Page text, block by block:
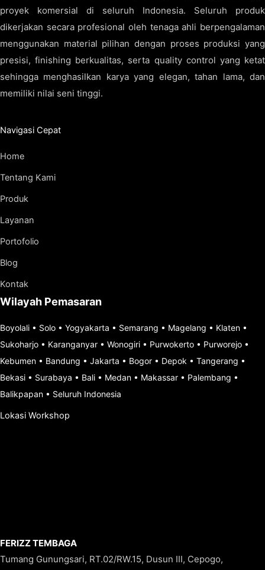
proyek komersial di seluruh Indonesia. Seluruh produk
dikerjakan secara profesional oleh tenaga ahli berpengalaman
menggunakan material pilihan dengan proses produksi yang
presisi, finishing berkualitas, serta quality control yang ketat
sehingga menghasilkan karya yang elegan, tahan lama, dan
memiliki nilai seni tinggi.
Navigasi Cepat
Home
Tentang Kami
Produk
Layanan
Portofolio
Blog
Kontak
Wilayah Pemasaran
Boyolali • Solo • Yogyakarta • Semarang • Magelang • Klaten •
Sukoharjo • Karanganyar • Wonogiri • Purwokerto • Purworejo •
Kebumen • Bandung • Jakarta • Bogor • Depok • Tangerang •
Bekasi • Surabaya • Bali • Medan • Makassar • Palembang •
Balikpapan • Seluruh Indonesia
Lokasi Workshop
FERIZZ TEMBAGA
Tumang Gunungsari, RT.02/RW.15, Dusun III, Cepogo,